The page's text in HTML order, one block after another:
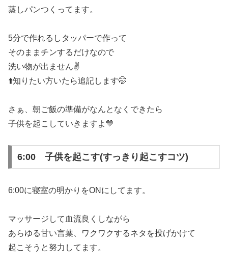
蒸しパンつくってます。
5分で作れるしタッパーで作って
そのままチンするだけなので
洗い物が出ません✌️
⬆️知りたい方いたら追記します🤭
さぁ、朝ご飯の準備がなんとなくできたら
子供を起こしていきますよ💛
6:00 子供を起こす(すっきり起こすコツ)
6:00に寝室の明かりをONにしてます。
マッサージして血流良くしながら
あらゆる甘い言葉、ワクワクするネタを投げかけて
起こそうと努力してます。